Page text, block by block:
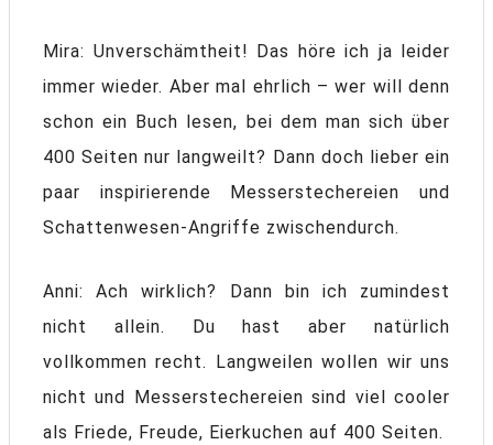
Mira: Unverschämtheit! Das höre ich ja leider
immer wieder. Aber mal ehrlich – wer will denn
schon ein Buch lesen, bei dem man sich über
400 Seiten nur langweilt? Dann doch lieber ein
paar inspirierende Messerstechereien und
Schattenwesen-Angriffe zwischendurch.
Anni: Ach wirklich? Dann bin ich zumindest
nicht allein. Du hast aber natürlich
vollkommen recht. Langweilen wollen wir uns
nicht und Messerstechereien sind viel cooler
als Friede, Freude, Eierkuchen auf 400 Seiten.